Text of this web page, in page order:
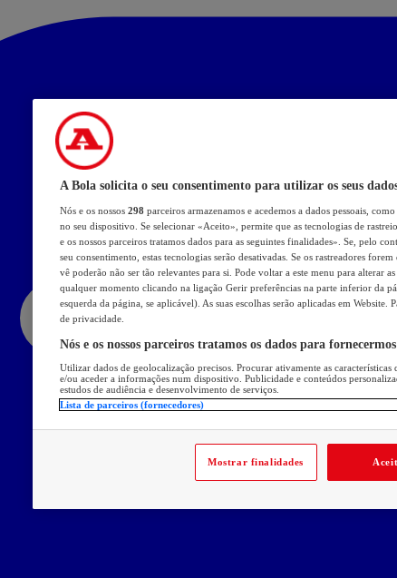
A Bola solicita o seu consentimento para utilizar os seus
Nós e os nossos 298 parceiros armazenamos e acedemos a dados pessoais,
no seu dispositivo. Se selecionar «Aceito», permite que as tecnologias de
e os nossos parceiros tratamos dados para as seguintes finalidades». Se, pelo
seu consentimento, estas tecnologias serão desativadas. Se os rastreadores
vê poderão não ser tão relevantes para si. Pode voltar a este menu para alterar
qualquer momento clicando na ligação Gerir preferências na parte inferior da
esquerda da página, se aplicável). As suas escolhas serão aplicadas em
de privacidade.
Nós e os nossos parceiros tratamos os dados para
Utilizar dados de geolocalização precisos. Procurar ativamente as
e/ou aceder a informações num dispositivo. Publicidade e conteúdos
estudos de audiência e desenvolvimento de serviços.
Lista de parceiros (fornecedores)
Mostrar finalidades